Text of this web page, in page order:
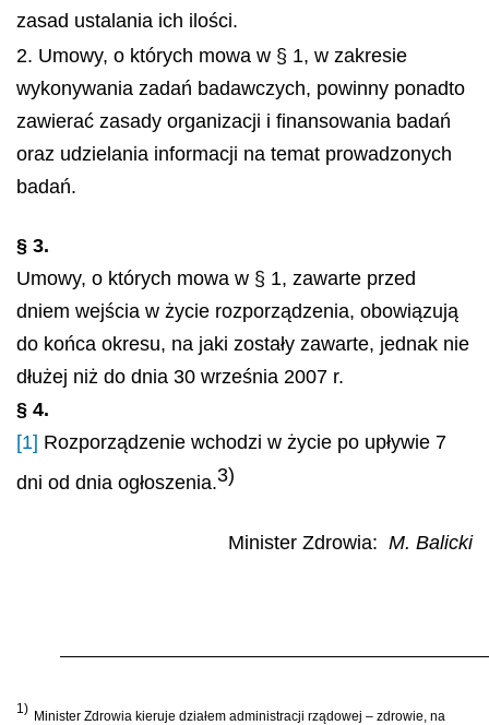
zasad ustalania ich ilości.
2. Umowy, o których mowa w § 1, w zakresie
wykonywania zadań badawczych, powinny ponadto
zawierać zasady organizacji i finansowania badań
oraz udzielania informacji na temat prowadzonych
badań.
§ 3.
Umowy, o których mowa w § 1, zawarte przed
dniem wejścia w życie rozporządzenia, obowiązują
do końca okresu, na jaki zostały zawarte, jednak nie
dłużej niż do dnia 30 września 2007 r.
§ 4.
[1] Rozporządzenie wchodzi w życie po upływie 7
dni od dnia ogłoszenia.3)
Minister Zdrowia: M. Balicki
1) Minister Zdrowia kieruje działem administracji rządowej – zdrowie, na